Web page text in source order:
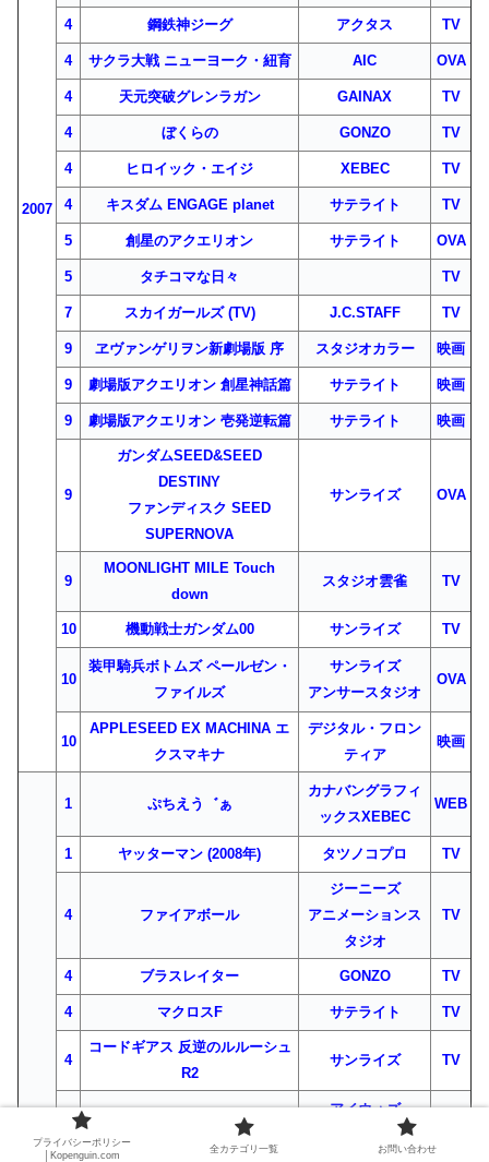
2007
4 鋼鉄神ジーグ アクタス TV
4 サクラ大戦 ニューヨーク・紐育 AIC OVA
4 天元突破グレンラガン GAINAX TV
4 ぼくらの GONZO TV
4 ヒロイック・エイジ XEBEC TV
4 キスダム ENGAGE planet サテライト TV
5 創星のアクエリオン サテライト OVA
5 タチコマな日々 TV
7 スカイガールズ (TV) J.C.STAFF TV
9 ヱヴァンゲリヲン新劇場版 序 スタジオカラー 映画
9 劇場版アクエリオン 創星神話篇 サテライト 映画
9 劇場版アクエリオン 壱発逆転篇 サテライト 映画
9
ガンダムSEED&SEED
DESTINY
ファンディスク SEED
SUPERNOVA
サンライズ OVA
9
MOONLIGHT MILE Touch
down
スタジオ雲雀 TV
10 機動戦士ガンダム00 サンライズ TV
10
装甲騎兵ボトムズ ペールゼン・
ファイルズ
サンライズ
アンサースタジオ
OVA
10
APPLESEED EX MACHINA エ
クスマキナ
デジタル・フロン
ティア
映画
1 ぷちえう゛ぁ
カナバングラフィ
ックスXEBEC
WEB
1 ヤッターマン (2008年) タツノコプロ TV
4 ファイアボール
ジーニーズ
アニメーションス
タジオ
TV
4 ブラスレイター GONZO TV
4 マクロスF サテライト TV
4
コードギアス 反逆のルルーシュ
R2
サンライズ TV
マックロッスfufonfia
アイウォズ
ア・バレリーナ
プライバシーポリシー
│Kopenguin.com
全カテゴリ一覧 お問い合わせ